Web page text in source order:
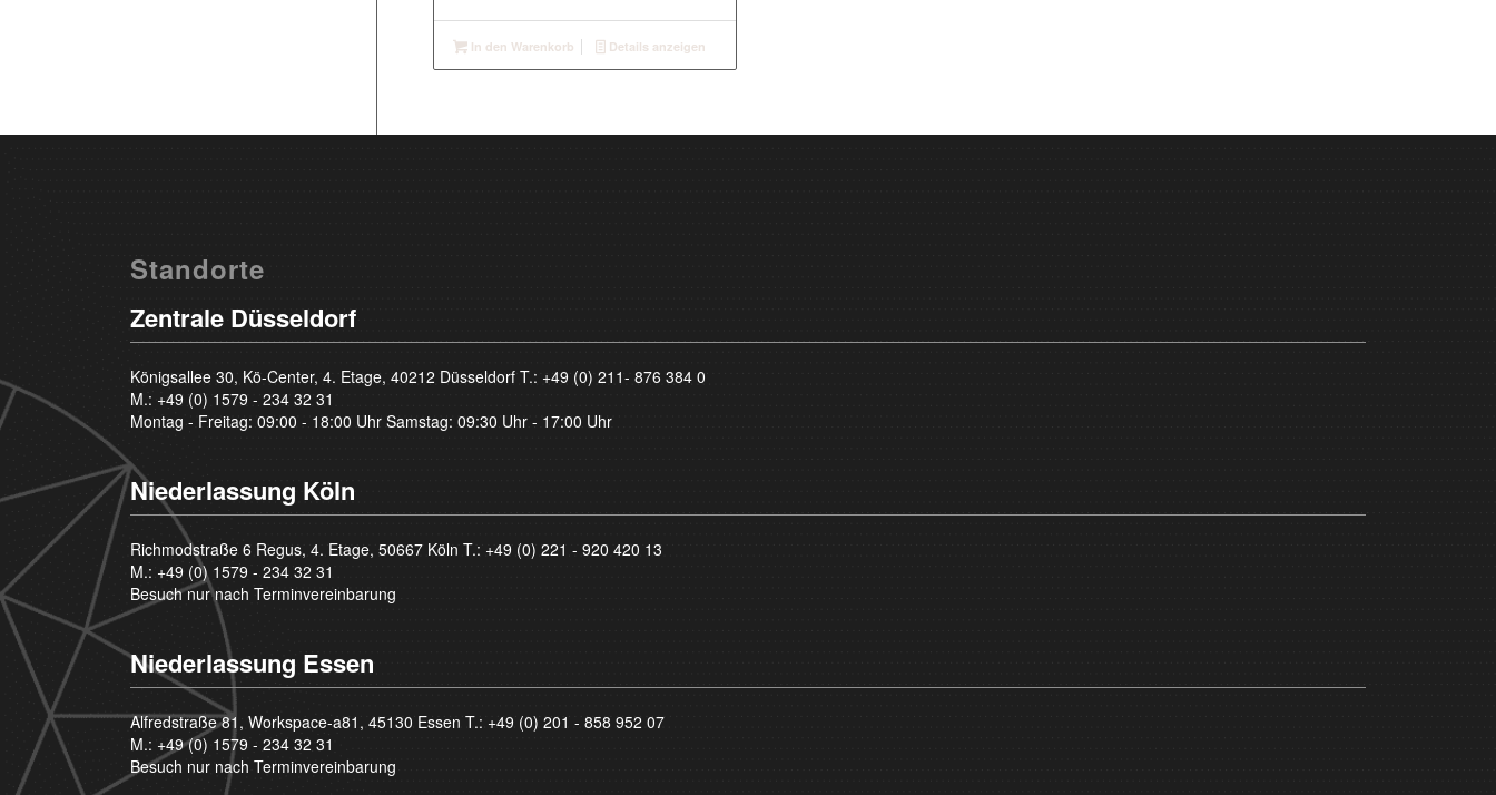
In den Warenkorb Details anzeigen
Standorte
Zentrale Düsseldorf
Königsallee 30, Kö-Center, 4. Etage, 40212 Düsseldorf T.: +49 (0) 211- 876 384 0
M.: +49 (0) 1579 - 234 32 31
Montag - Freitag: 09:00 - 18:00 Uhr Samstag: 09:30 Uhr - 17:00 Uhr
Niederlassung Köln
Richmodstraße 6 Regus, 4. Etage, 50667 Köln T.: +49 (0) 221 - 920 420 13
M.: +49 (0) 1579 - 234 32 31
Besuch nur nach Terminvereinbarung
Niederlassung Essen
Alfredstraße 81, Workspace-a81, 45130 Essen T.: +49 (0) 201 - 858 952 07
M.: +49 (0) 1579 - 234 32 31
Besuch nur nach Terminvereinbarung